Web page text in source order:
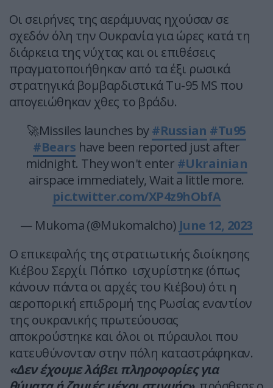
Οι σειρήνες της αεράμυνας ηχούσαν σε
σχεδόν όλη την Ουκρανία για ώρες κατά τη
διάρκεια της νύχτας και οι επιθέσεις
πραγματοποιήθηκαν από τα έξι ρωσικά
στρατηγικά βομβαρδιστικά Tu-95 MS που
απογειώθηκαν χθες το βράδυ.
🚀Missiles launches by#Russian #Tu95
#Bears have been reported just after
midnight. They won't enter #Ukrainian
airspace immediately, Wait a little more.
pic.twitter.com/XP4z9hObfA
— Mukoma (@MukomaIcho) June 12, 2023
Ο επικεφαλής της στρατιωτικής διοίκησης
Κιέβου Σερχίι Πόπκο ισχυρίστηκε (όπως
κάνουν πάντα οι αρχές του Κιέβου) ότι η
αεροπορική επιδρομή της Ρωσίας εναντίον
της ουκρανικής πρωτεύουσας
αποκρούστηκε και όλοι οι πύραυλοι που
κατευθύνονταν στην πόλη καταστράφηκαν.
«Δεν έχουμε λάβει πληροφορίες για